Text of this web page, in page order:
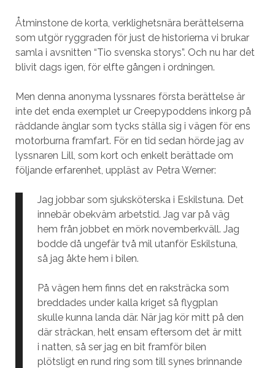
Åtminstone de korta, verklighetsnära berättelserna
som utgör ryggraden för just de historierna vi brukar
samla i avsnitten “Tio svenska storys”. Och nu har det
blivit dags igen, för elfte gången i ordningen.
Men denna anonyma lyssnares första berättelse är
inte det enda exemplet ur Creepypoddens inkorg på
räddande änglar som tycks ställa sig i vägen för ens
motorburna framfart. För en tid sedan hörde jag av
lyssnaren Lill, som kort och enkelt berättade om
följande erfarenhet, uppläst av Petra Werner:
Jag jobbar som sjuksköterska i Eskilstuna. Det
innebär obekväm arbetstid. Jag var på väg
hem från jobbet en mörk novemberkväll. Jag
bodde då ungefär två mil utanför Eskilstuna,
så jag åkte hem i bilen.
På vägen hem finns det en raksträcka som
breddades under kalla kriget så flygplan
skulle kunna landa där. När jag kör mitt på den
där sträckan, helt ensam eftersom det är mitt
i natten, så ser jag en bit framför bilen
plötsligt en rund ring som till synes brinnande